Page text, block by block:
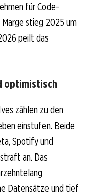
für Code-
stieg 2025 um
peilt das
optimistisch
zählen zu den
einstufen. Beide
Spotify und
an. Das
Datensätze und tief